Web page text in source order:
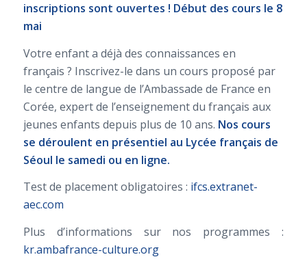
inscriptions sont ouvertes ! Début des cours le 8
mai
Votre enfant a déjà des connaissances en
français ? Inscrivez-le dans un cours proposé par
le centre de langue de l’Ambassade de France en
Corée, expert de l’enseignement du français aux
jeunes enfants depuis plus de 10 ans. Nos cours
se déroulent en présentiel au Lycée français de
Séoul le samedi ou en ligne.
Test de placement obligatoires : ifcs.extranet-
aec.com
Plus d’informations sur nos programmes :
kr.ambafrance-culture.org